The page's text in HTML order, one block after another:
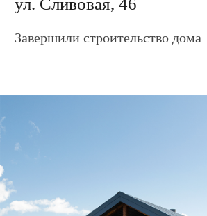
оплаты, преимуществах загородной жизни и
Запишитесь на экскурсию в